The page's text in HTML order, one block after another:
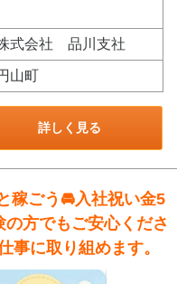
式会社 品川支社
山町
詳しく見る
稼ごう🚘入社祝い金5
方でもご安心くださ
事に取り組めます。